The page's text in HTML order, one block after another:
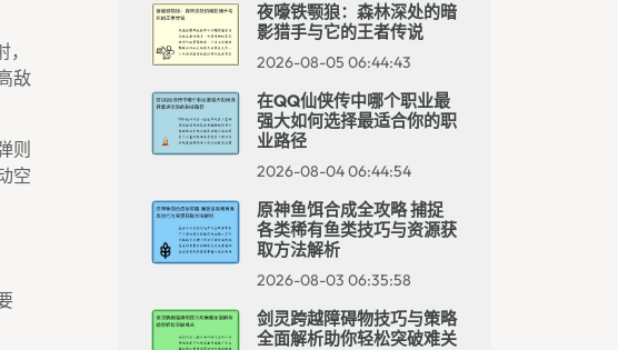
敌
则
空
夜嚎铁颚狼：森林深处的暗
影猎手与它的王者传说
2026-08-05 06:44:43
在QQ仙侠传中哪个职业最
强大如何选择最适合你的职
业路径
2026-08-04 06:44:54
原神鱼饵合成全攻略 捕捉
各类稀有鱼类技巧与资源获
取方法解析
2026-08-03 06:35:58
剑灵跨越障碍物技巧与策略
全面解析助你轻松突破难关